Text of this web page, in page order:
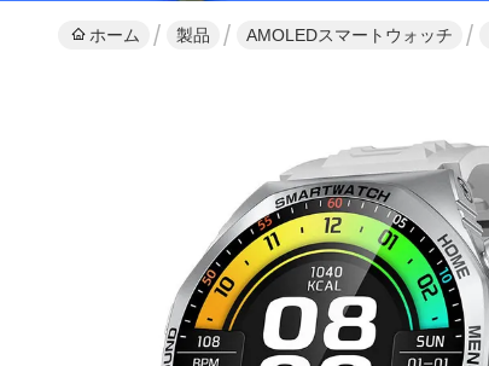
ホーム 製品 AMOLEDスマートウォッチ